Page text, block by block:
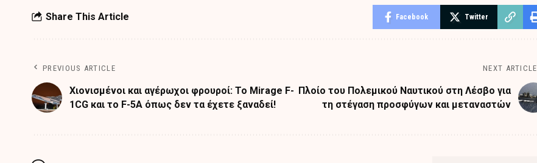
Share This Article Facebook Twitter
PREVIOUS ARTICLE
Χιονισμένοι και αγέρωχοι φρουροί: Το Mirage F-
1CG και το F-5A όπως δεν τα έχετε ξαναδεί!
NEXT ARTICLE
Πλοίο του Πολεμικού Ναυτικού στη Λέσβο για
τη στέγαση προσφύγων και μεταναστών